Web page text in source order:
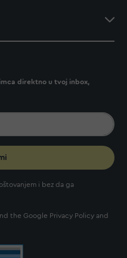
direktno u tvoj inbox,
i bez da ga
the Google Privacy Policy and